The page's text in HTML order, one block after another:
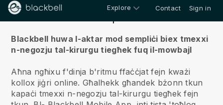
Explore Contact Sign in
Blackbell huwa l-aktar mod sempliċi biex tmexxi
n-negozju tal-kirurgu tiegħek fuq il-mowbajl
Aħna ngħixu f'dinja b'ritmu ffaċċjat fejn kważi
kollox jiġri online.Għalhekk għandek bżonn tkun
kapaċi tmexxi n-negozju tal-kirurgu tiegħek fejn